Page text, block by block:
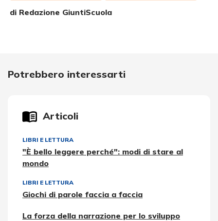
di Redazione GiuntiScuola
Potrebbero interessarti
Articoli
LIBRI E LETTURA
"È bello leggere perché": modi di stare al
mondo
LIBRI E LETTURA
Giochi di parole faccia a faccia
La forza della narrazione per lo sviluppo